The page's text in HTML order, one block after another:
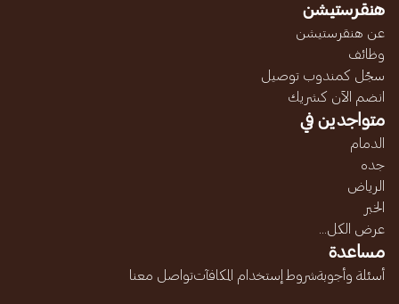
هنقرستيشن
عن هنقرستيشن
وظائف
سجّل كمندوب توصيل
انضم الآن كشريك
متواجدين في
الدمام
جده
الرياض
الخبر
عرض الكل...
مساعدة
أسئلة وأجوبةشروط إستخدام المكافآتتواصل معنا